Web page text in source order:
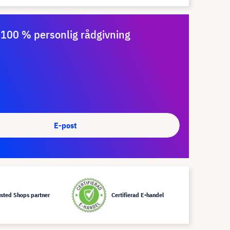
100 % personlig rådgivning
E-post
Shops partner Certifierad E-handel